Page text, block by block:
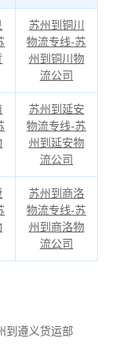
苏州到铜川
物流专线-苏
州到铜川物
流公司
苏州到延安
物流专线-苏
州到延安物
流公司
苏州到商洛
物流专线-苏
州到商洛物
流公司
到遵义货运部